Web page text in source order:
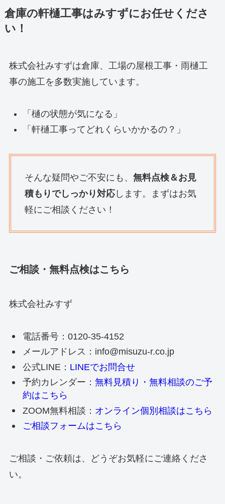
倉庫の軒樋工事はみすずにお任せくださ
い！
株式会社みすずは倉庫、工場の屋根工事・雨樋工
事の施工を多数実施しています。
「樋の状態が気になる」
「軒樋工事ってどれくらいかかるの？」
そんな疑問やご不安にも、 無料点検＆お見
積もりでしっかり対応します。まずはお気
軽にご相談ください！
ご相談・無料点検はこちら
株式会社みすず
電話番号：0120-35-4152
メールアドレス：info@misuzu-r.co.jp
公式LINE： LINEでお問合せ
予約カレンダー： 無料見積り・無料相談のご予
約はこちら
ZOOM無料相談： オンライン個別相談はこちら
ご相談フォームはこちら
ご相談・ご依頼は、どうぞお気軽にご連絡くださ
い。